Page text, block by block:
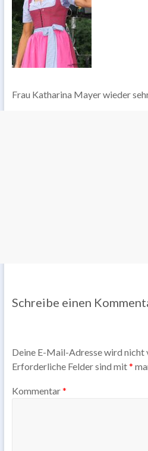
Frau Katharina Mayer wieder
Schreibe einen
Deine E-Mail-Adresse wird nicht
Erforderliche Felder sind mit*
Kommentar*